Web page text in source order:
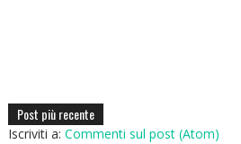
Post più recente
Iscriviti a: Commenti sul post (Atom)